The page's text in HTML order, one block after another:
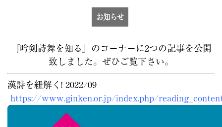
お知らせ
『吟剣詩舞を知る』のコーナーに2つの記事を公開
致しました。ぜひご覧下さい。
https://www.ginken.or.jp/index.php/